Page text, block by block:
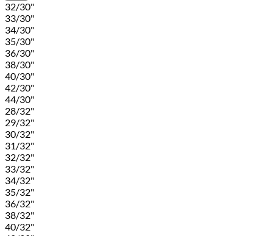
32/30"
33/30"
34/30"
35/30"
36/30"
38/30"
40/30"
42/30"
44/30"
28/32"
29/32"
30/32"
31/32"
32/32"
33/32"
34/32"
35/32"
36/32"
38/32"
40/32"